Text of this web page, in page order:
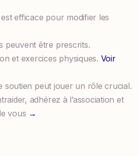
efficace pour modifier les
peuvent être prescrits.
et exercices physiques. Voir
soutien peut jouer un rôle crucial.
adhérez à l’association et
vous →